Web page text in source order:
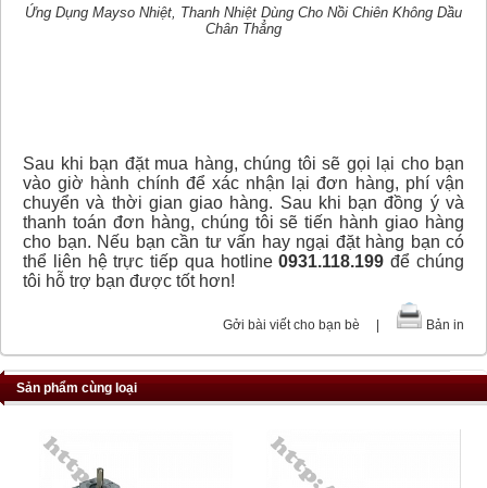
Ứng Dụng Mayso Nhiệt, Thanh Nhiệt Dùng Cho Nồi Chiên Không Dầu
Chân Thẳng
Sau khi bạn đặt mua hàng, chúng tôi sẽ gọi lại cho bạn
vào giờ hành chính để xác nhận lại đơn hàng, phí vận
chuyển và thời gian giao hàng. Sau khi bạn đồng ý và
thanh toán đơn hàng, chúng tôi sẽ tiến hành giao hàng
cho bạn. Nếu bạn cần tư vấn hay ngại đặt hàng bạn có
thể liên hệ trực tiếp qua hotline0931.118.199 để chúng
tôi hỗ trợ bạn được tốt hơn!
Gởi bài viết cho bạn bè Bản in
Sản phẩm cùng loại